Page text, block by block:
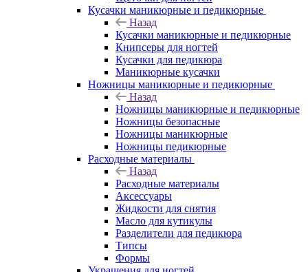
Кусачки маникюрные и педикюрные
Назад
Кусачки маникюрные и педикюрные
Книпсеры для ногтей
Кусачки для педикюра
Маникюрные кусачки
Ножницы маникюрные и педикюрные
Назад
Ножницы маникюрные и педикюрные
Ножницы безопасные
Ножницы маникюрные
Ножницы педикюрные
Расходные материалы
Назад
Расходные материалы
Аксессуары
Жидкости для снятия
Масло для кутикулы
Разделители для педикюра
Типсы
Формы